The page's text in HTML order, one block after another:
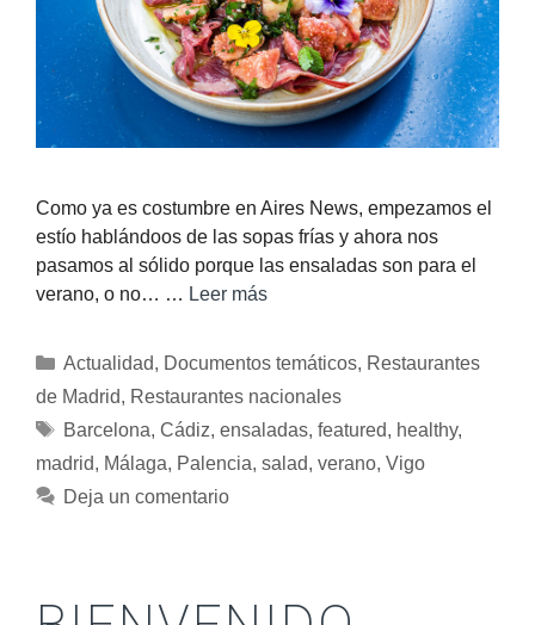
Como ya es costumbre en Aires News, empezamos el
estío hablándoos de las sopas frías y ahora nos
pasamos al sólido porque las ensaladas son para el
verano, o no… … Leer más
Actualidad, Documentos temáticos, Restaurantes
de Madrid, Restaurantes nacionales
Barcelona, Cádiz, ensaladas, featured, healthy,
madrid, Málaga, Palencia, salad, verano, Vigo
Deja un comentario